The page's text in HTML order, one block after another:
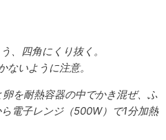
、四角にくり抜く。
ないように注意。
を耐熱容器の中でかき混ぜ、ふ
電子レンジ（500W）で1分加熱